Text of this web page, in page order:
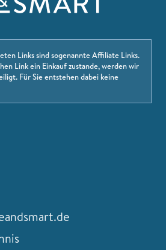
Links sind sogenannte Affiliate Links.
Link ein Einkauf zustande, werden wir
Für Sie entstehen dabei keine